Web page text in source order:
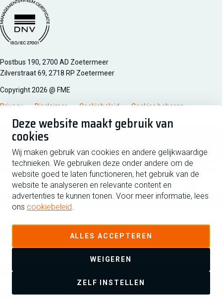
Deze website maakt gebruik van
cookies
Wij maken gebruik van cookies en andere gelijkwaardige
technieken. We gebruiken deze onder andere om de
website goed te laten functioneren, het gebruik van de
website te analyseren en relevante content en
advertenties te kunnen tonen. Voor meer informatie, lees
ons cookiebeleid.
ALLES ACCEPTEREN
WEIGEREN
ZELF INSTELLEN
Managementsyteem certificatie DNV iso/iec 27001
Postbus 190, 2700 AD Zoetermeer
Zilverstraat 69, 2718 RP Zoetermeer
Copyright 2026 @ FME
Privacy Disclaimer Cookiebeleid Cookies beheren
Schrijf je in voor de nieuwsbrief
Voornaam
Achternaam
Ja ik schrijf me in voor de nieuwsbrief en ga akkoord met de